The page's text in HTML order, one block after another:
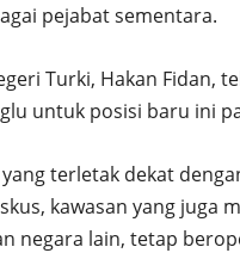
pejabat sementara.
Turki, Hakan Fidan,
untuk posisi baru ini
terletak dekat
kawasan yang juga
negara lain, tetap